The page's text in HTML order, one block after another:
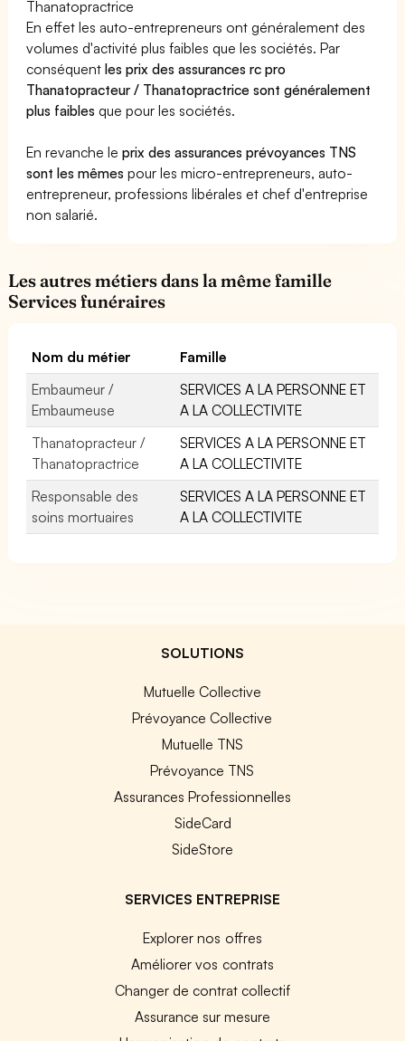
Thanatopractrice
En effet les auto-entrepreneurs ont généralement des
volumes d'activité plus faibles que les sociétés. Par
conséquentles prix des assurances rc pro
Thanatopracteur / Thanatopractrice sont généralement
plus faibles que pour les sociétés.
En revanche leprix des assurances prévoyances TNS
sont les mêmes pour les micro-entrepreneurs, auto-
entrepreneur, professions libérales et chef d'entreprise
non salarié.
Les autres métiers dans la même famille
Services funéraires
Nom du métier
Famille
Embaumeur /
Embaumeuse
SERVICES A LA PERSONNE ET
A LA COLLECTIVITE
Thanatopracteur /
Thanatopractrice
SERVICES A LA PERSONNE ET
A LA COLLECTIVITE
Responsable des
soins mortuaires
SERVICES A LA PERSONNE ET
A LA COLLECTIVITE
SOLUTIONS
Mutuelle Collective
Prévoyance Collective
Mutuelle TNS
Prévoyance TNS
Assurances Professionnelles
SideCard
SideStore
SERVICES ENTREPRISE
Explorer nos offres
Améliorer vos contrats
Changer de contrat collectif
Assurance sur mesure